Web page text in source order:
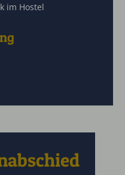
im Hostel